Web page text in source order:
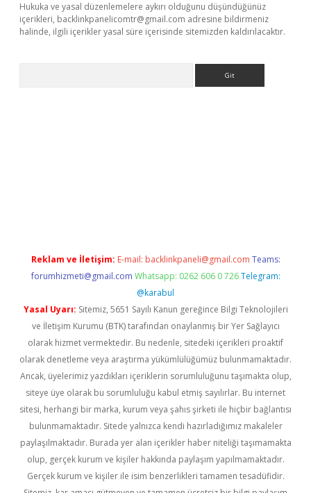
Hukuka ve yasal düzenlemelere aykırı olduğunu düşündüğünüz
içerikleri, backlinkpanelicomtr@gmail.com adresine bildirmeniz
halinde, ilgili içerikler yasal süre içerisinde sitemizden kaldırılacaktır.
Reklam ve İletişim: E-mail: backlinkpaneli@gmail.com Teams:
forumhizmeti@gmail.com Whatsapp: 0262 606 0 726 Telegram:
@karabul
Yasal Uyarı: Sitemiz, 5651 Sayılı Kanun gereğince Bilgi Teknolojileri
ve İletişim Kurumu (BTK) tarafından onaylanmış bir Yer Sağlayıcı
olarak hizmet vermektedir. Bu nedenle, sitedeki içerikleri proaktif
olarak denetleme veya araştırma yükümlülüğümüz bulunmamaktadır.
Ancak, üyelerimiz yazdıkları içeriklerin sorumluluğunu taşımakta olup,
siteye üye olarak bu sorumluluğu kabul etmiş sayılırlar. Bu internet
sitesi, herhangi bir marka, kurum veya şahıs şirketi ile hiçbir bağlantısı
bulunmamaktadır. Sitede yalnızca kendi hazırladığımız makaleler
paylaşılmaktadır. Burada yer alan içerikler haber niteliği taşımamakta
olup, gerçek kurum ve kişiler hakkında paylaşım yapılmamaktadır.
Gerçek kurum ve kişiler ile isim benzerlikleri tamamen tesadüfidir.